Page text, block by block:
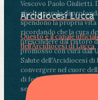
Vescovo Paolo Giulietti.
rivolto parole di
spendono la propria
ricordando che la cura
prescindere dal ristoro
promosso con cura
Salute dell'Arcidiocesi di
convergere nel cuore
di fedeli, operatori
segnate dalla malattia.
Arcidiocesi Lucca
Questo è il canale
dell'Arcidiocesi di Lucca